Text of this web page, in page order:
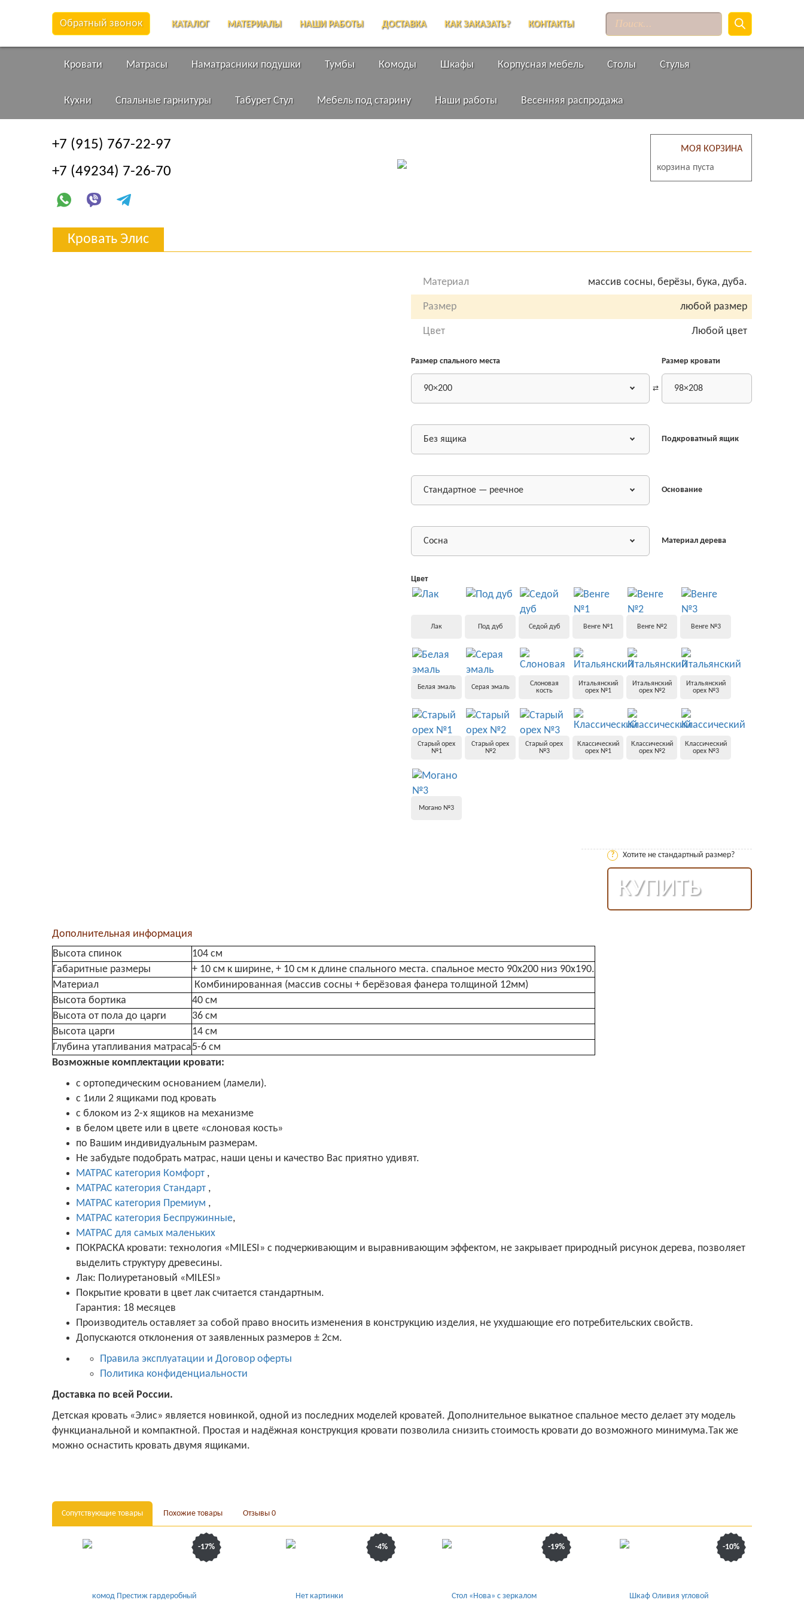
Обратный звонок КАТАЛОГ МАТЕРИАЛЫ НАШИ РАБОТЫ ДОСТАВКА КАК ЗАКАЗАТЬ? КОНТАКТЫ
Поиск
товаров
Кровати Матрасы Наматрасники подушки Тумбы Комоды Шкафы Корпусная мебель Столы Стулья
Кухни Спальные гарнитуры Табурет Стул Мебель под старину Наши работы Весенняя распродажа
+7 (915) 767-22-97
+7 (49234) 7-26-70
МОЯ КОРЗИНА
корзина пуста
Кровать Элис
Материал массив сосны, берёзы, бука, дуба.
Размер любой размер
Цвет Любой цвет
? Хотите не стандартный размер?
КУПИТЬ
Размер кровати
98×208
Размер спального места
90×200
Подкроватный ящик
Без ящика
Материал дерева
Сосна
Цвет
Лак Под дуб Седой дуб Венге №1 Венге №2 Венге №3
Белая эмаль Серая эмаль
Слоновая
кость
Итальянский
орех №1
Итальянский
орех №2
Итальянский
орех №3
Старый орех
№1
Старый орех
№2
Старый орех
№3
Классический
орех №1
Классический
орех №2
Классический
орех №3
Могано №3
Основание
Стандартное — реечное
Дополнительная информация
Высота спинок
104 см
Габаритные размеры
+ 10 см к ширине, + 10 см к длине спального места. спальное место 90х200 низ 90х190.
Материал
Комбинированная (массив сосны + берёзовая фанера толщиной 12мм)
Высота бортика
40 см
Высота от пола до царги
36 см
Высота царги
14 см
Глубина утапливания матраса5-6 см
Возможные комплектации кровати:
с ортопедическим основанием (ламели).
с 1или 2 ящиками под кровать
с блоком из 2-х ящиков на механизме
в белом цвете или в цвете «слоновая кость»
по Вашим индивидуальным размерам.
Не забудьте подобрать матрас, наши цены и качество Вас приятно удивят.
МАТРАС категория Комфорт ,
МАТРАС категория Стандарт ,
МАТРАС категория Премиум ,
МАТРАС категория Беспружинные,
МАТРАС для самых маленьких
ПОКРАСКА кровати: технология «MILESI» с подчеркивающим и выравнивающим эффектом, не закрывает природный рисунок дерева, позволяет
выделить структуру древесины.
Лак: Полиуретановый «MILESI»
Покрытие кровати в цвет лак считается стандартным.
Гарантия: 18 месяцев
Производитель оставляет за собой право вносить изменения в конструкцию изделия, не ухудшающие его потребительских свойств.
Допускаются отклонения от заявленных размеров ± 2см.
Правила эксплуатации и Договор оферты
Политика конфиденциальности
Доставка по всей России.
Детская кровать «Элис» является новинкой, одной из последних моделей кроватей. Дополнительное выкатное спальное место делает эту модель
функцианальной и компактной. Простая и надёжная конструкция кровати позволила снизить стоимость кровати до возможного минимума.Так же
можно оснастить кровать двумя ящиками.
Сопутствующие товары Похожие товары Отзывы 0
-17% -4% -19% -10%